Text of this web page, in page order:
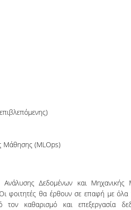
Μάθησης (MLOps)
Ανάλυσης Δεδομένων και
φοιτητές θα έρθουν σε επαφή με
καθαρισμό και επεξεργασία